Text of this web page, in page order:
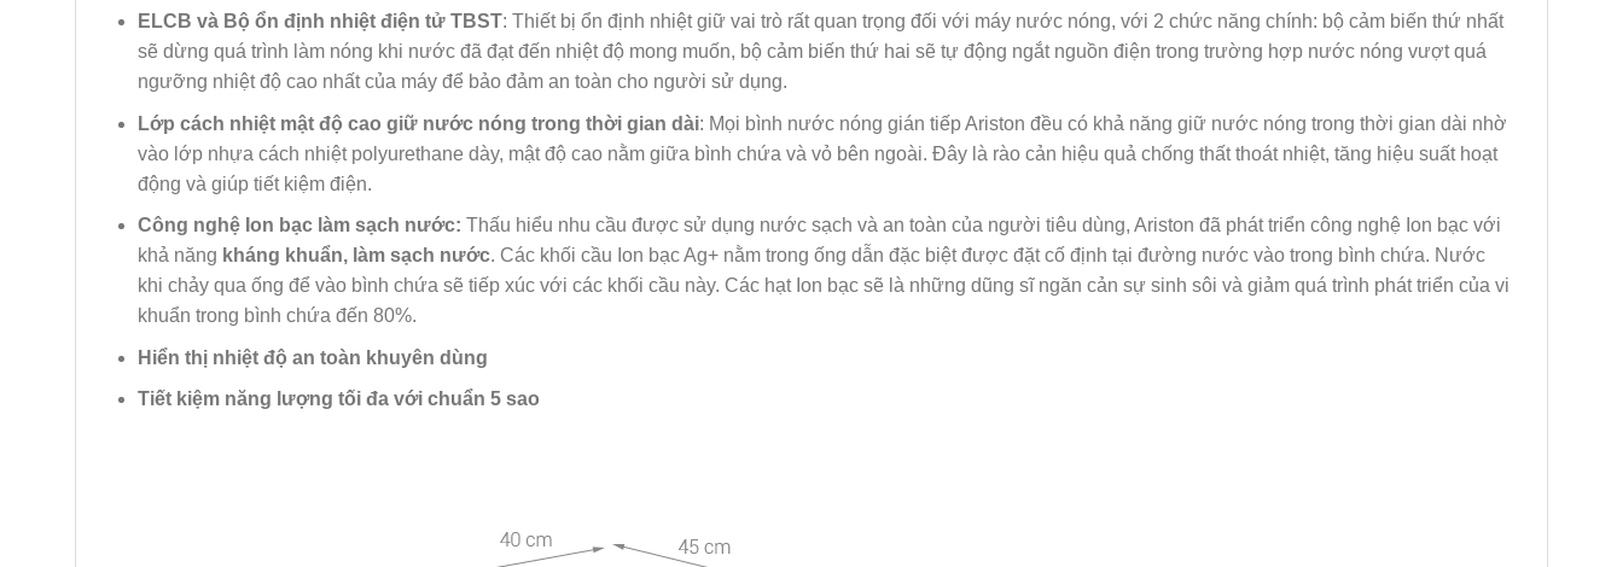
ELCB và Bộ ổn định nhiệt điện tử TBST: Thiết bị ổn định nhiệt giữ vai trò rất quan trọng đối với máy nước nóng, với 2 chức năng chính: bộ cảm biến thứ nhất
sẽ dừng quá trình làm nóng khi nước đã đạt đến nhiệt độ mong muốn, bộ cảm biến thứ hai sẽ tự động ngắt nguồn điện trong trường hợp nước nóng vượt quá
ngưỡng nhiệt độ cao nhất của máy để bảo đảm an toàn cho người sử dụng.
Lớp cách nhiệt mật độ cao giữ nước nóng trong thời gian dài: Mọi bình nước nóng gián tiếp Ariston đều có khả năng giữ nước nóng trong thời gian dài nhờ
vào lớp nhựa cách nhiệt polyurethane dày, mật độ cao nằm giữa bình chứa và vỏ bên ngoài. Đây là rào cản hiệu quả chống thất thoát nhiệt, tăng hiệu suất hoạt
động và giúp tiết kiệm điện.
Công nghệ Ion bạc làm sạch nước: Thấu hiểu nhu cầu được sử dụng nước sạch và an toàn của người tiêu dùng, Ariston đã phát triển công nghệ Ion bạc với
khả năng kháng khuẩn, làm sạch nước. Các khối cầu Ion bạc Ag+ nằm trong ống dẫn đặc biệt được đặt cố định tại đường nước vào trong bình chứa. Nước
khi chảy qua ống để vào bình chứa sẽ tiếp xúc với các khối cầu này. Các hạt Ion bạc sẽ là những dũng sĩ ngăn cản sự sinh sôi và giảm quá trình phát triển của vi
khuẩn trong bình chứa đến 80%.
Hiển thị nhiệt độ an toàn khuyên dùng
Tiết kiệm năng lượng tối đa với chuẩn 5 sao